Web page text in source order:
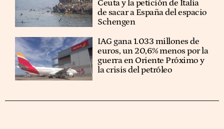
Ceuta y la petición de Italia
de sacar a España del espacio
Schengen
IAG gana 1.033 millones de
euros, un 20,6% menos por la
guerra en Oriente Próximo y
la crisis del petróleo